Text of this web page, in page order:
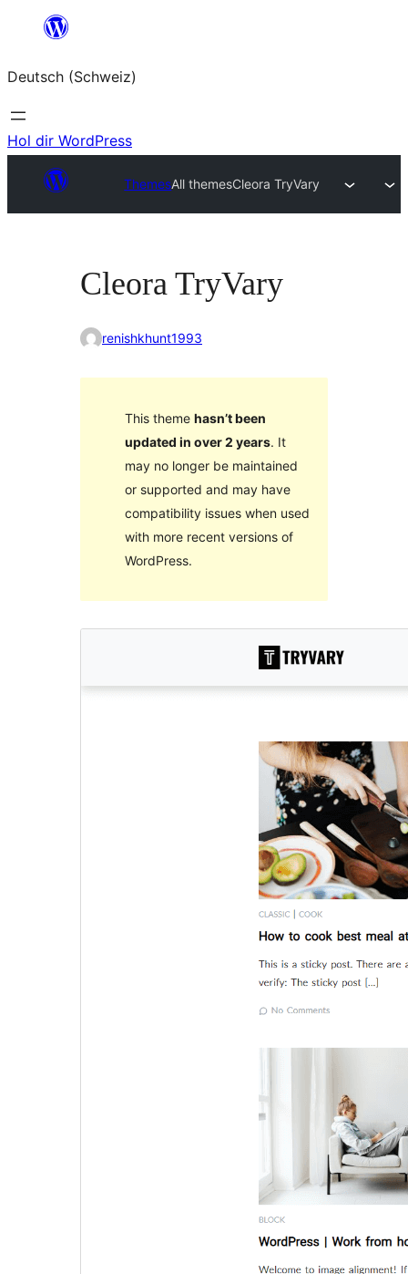
springen
Deutsch (Schweiz)
Hol dir WordPress
ThemesAll themesCleora TryVary
Cleora TryVary
renishkhunt1993
This theme hasn’t been
updated in over 2 years. It
may no longer be maintained
or supported and may have
compatibility issues when used
with more recent versions of
WordPress.